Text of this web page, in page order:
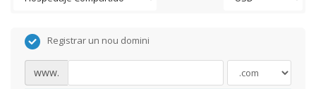
Registrar un nou domini
www.